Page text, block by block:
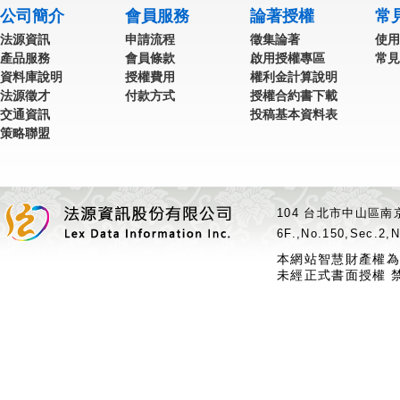
公司簡介
法源資訊
產品服務
資料庫說明
法源徵才
交通資訊
策略聯盟
會員服務
申請流程
會員條款
授權費用
付款方式
論著授權
徵集論著
啟用授權專區
權利金計算說明
授權合約書下載
投稿基本資料表
常
使
常
104 台北市中山區
本網站智慧財產權
未經正式書面授權